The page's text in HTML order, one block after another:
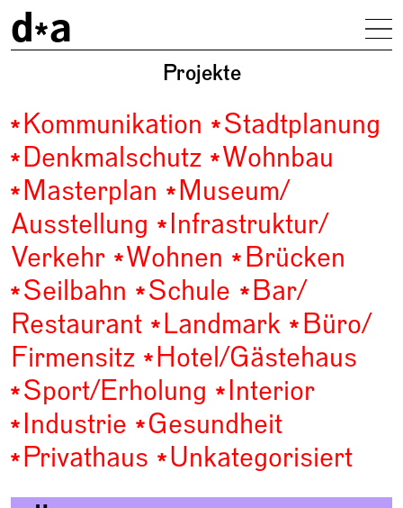
d a
driendl*architects
Projekte
Kommunikation
Stadtplanung
Denkmalschutz
Wohnbau
Masterplan
Museum/
Ausstellung
Infrastruktur/
Verkehr
Wohnen
Brücken
Seilbahn
Schule
Bar/
Restaurant
Landmark
Büro/
Firmensitz
Hotel/Gästehaus
Sport/Erholung
Interior
Industrie
Gesundheit
Privathaus
Unkategorisiert